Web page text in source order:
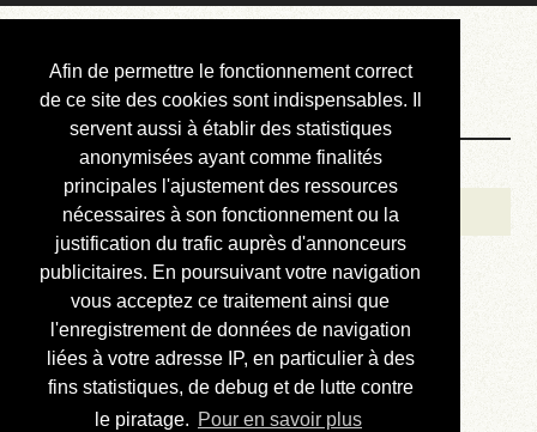
Afin de permettre le fonctionnement correct
de ce site des cookies sont indispensables. Il
servent aussi à établir des statistiques
anonymisées ayant comme finalités
principales l'ajustement des ressources
nécessaires à son fonctionnement ou la
justification du trafic auprès d'annonceurs
publicitaires. En poursuivant votre navigation
vous acceptez ce traitement ainsi que
l'enregistrement de données de navigation
liées à votre adresse IP, en particulier à des
fins statistiques, de debug et de lutte contre
le piratage. Pour en savoir plus
Courbis, « LE »
Blog Officiel
Bienvenue
Réalisations
Divers (et d’été)
Annonces
Liens externes
Téléchargement